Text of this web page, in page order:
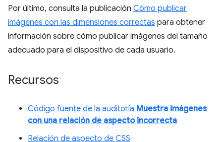
Por último, consulta la publicación Cómo publicar
imágenes con las dimensiones correctas para obtener
información sobre cómo publicar imágenes del tamaño
adecuado para el dispositivo de cada usuario.
Recursos
Código fuente de la auditoría Muestra imágenes
con una relación de aspecto incorrecta
Relación de aspecto de CSS